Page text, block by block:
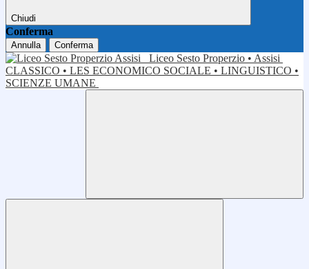
Chiudi
Conferma
Annulla Conferma
Liceo Sesto Properzio • Assisi
CLASSICO • LES ECONOMICO SOCIALE • LINGUISTICO •
SCIENZE UMANE